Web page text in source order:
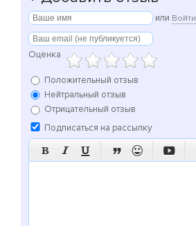
или Войти
Оценка
Положительный отзыв
Нейтральный отзыв
Отрицательный отзыв
Подписаться на рассылку
     